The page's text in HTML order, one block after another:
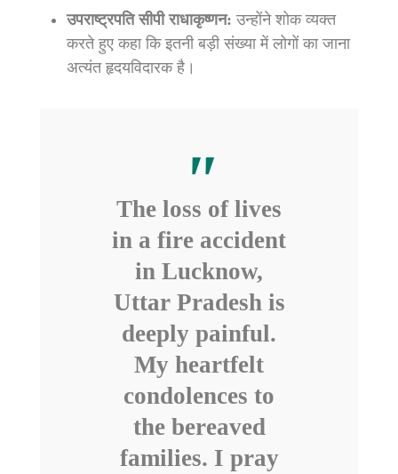
उपराष्ट्रपति सीपी राधाकृष्णन: उन्होंने शोक व्यक्त
करते हुए कहा कि इतनी बड़ी संख्या में लोगों का जाना
अत्यंत हृदयविदारक है।
The loss of lives
in a fire accident
in Lucknow,
Uttar Pradesh is
deeply painful.
My heartfelt
condolences to
the bereaved
families. I pray